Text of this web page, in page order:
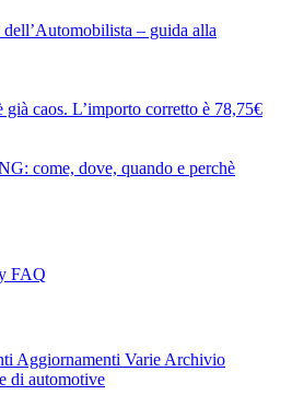
– guida alla
caos. L’importo corretto è 78,75€
come, dove, quando e perchè
FAQ
Aggiornamenti Varie Archivio
di automotive